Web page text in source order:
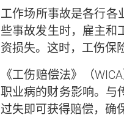
工作场所事故是各行各
些事故发生时，雇主
资损失。这时，工伤保
《工伤赔偿法》（
职业病的财务影响。与
过失即可获得赔偿，确